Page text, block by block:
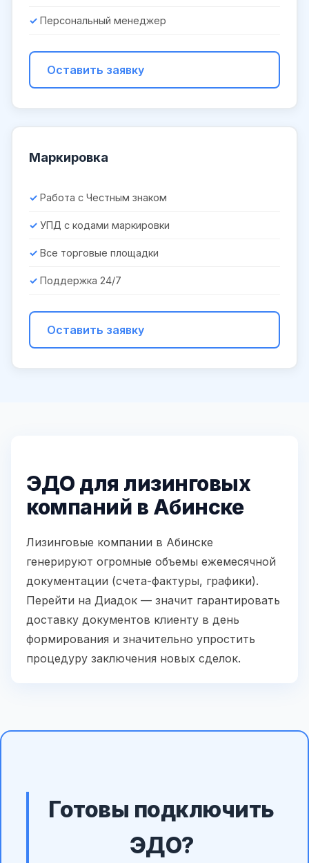
Персональный менеджер
Оставить заявку
Маркировка
Работа с Честным знаком
УПД с кодами маркировки
Все торговые площадки
Поддержка 24/7
Оставить заявку
ЭДО для лизинговых
компаний в Абинске
Лизинговые компании в Абинске
генерируют огромные объемы ежемесячной
документации (счета-фактуры, графики).
Перейти на Диадок — значит гарантировать
доставку документов клиенту в день
формирования и значительно упростить
процедуру заключения новых сделок.
Готовы подключить
ЭДО?